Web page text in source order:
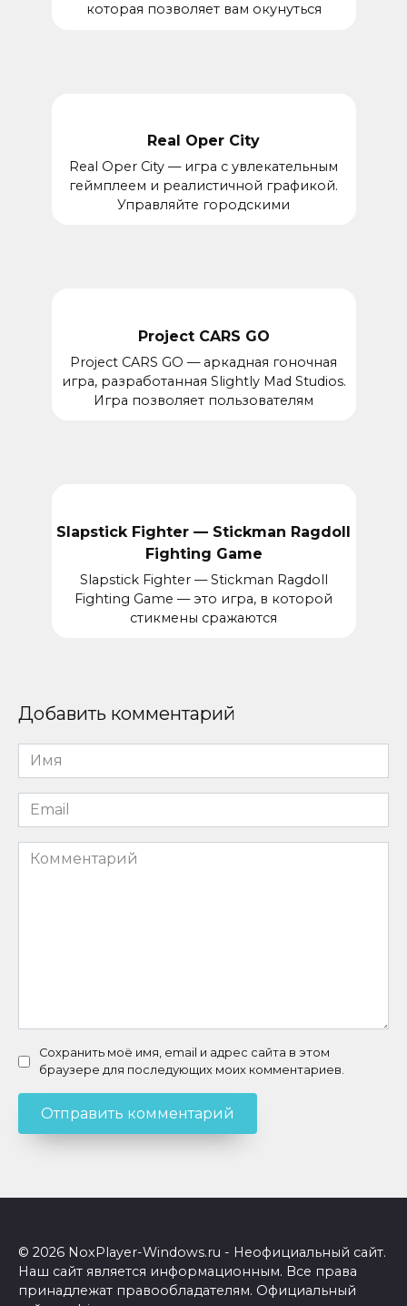
которая позволяет вам окунуться
Real Oper City
Real Oper City — игра с увлекательным
геймплеем и реалистичной графикой.
Управляйте городскими
Project CARS GO
Project CARS GO — аркадная гоночная
игра, разработанная Slightly Mad Studios.
Игра позволяет пользователям
Slapstick Fighter — Stickman Ragdoll
Fighting Game
Slapstick Fighter — Stickman Ragdoll
Fighting Game — это игра, в которой
стикмены сражаются
Добавить комментарий
Имя
*
Email
*
Комментарий
Сохранить моё имя, email и адрес сайта в этом
браузере для последующих моих комментариев.
© 2026 NoxPlayer-Windows.ru - Неофициальный сайт.
Наш сайт является информационным. Все права
принадлежат правообладателям. Официальный